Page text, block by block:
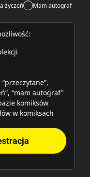
życzeń Mam autograf
“mam autograf"
komiksów
w komiksach